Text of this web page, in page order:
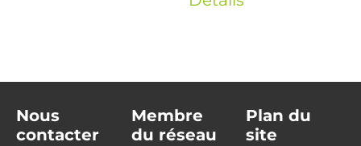
Nous
contacter
Membre
du réseau
Plan du
site